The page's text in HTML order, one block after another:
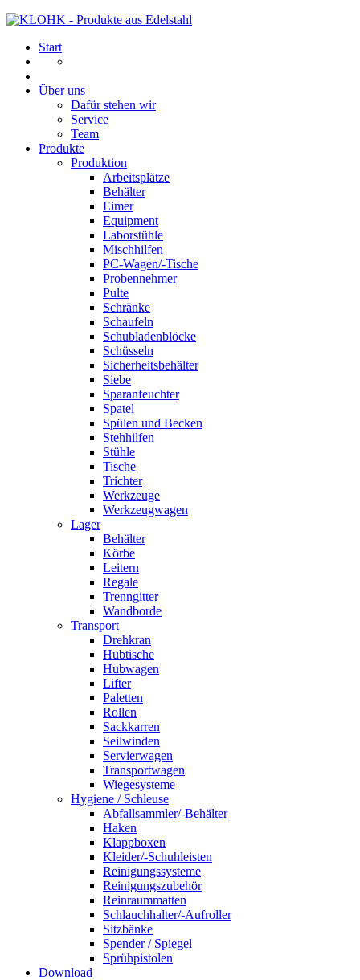
Start
Über uns
Dafür stehen wir
Service
Team
Produkte
Produktion
Arbeitsplätze
Behälter
Eimer
Equipment
Laborstühle
Mischhilfen
PC-Wagen/-Tische
Probennehmer
Pulte
Schränke
Schaufeln
Schubladenblöcke
Schüsseln
Sicherheitsbehälter
Siebe
Sparanfeuchter
Spatel
Spülen und Becken
Stehhilfen
Stühle
Tische
Trichter
Werkzeuge
Werkzeugwagen
Lager
Behälter
Körbe
Leitern
Regale
Trenngitter
Wandborde
Transport
Drehkran
Hubtische
Hubwagen
Lifter
Paletten
Rollen
Sackkarren
Seilwinden
Servierwagen
Transportwagen
Wiegesysteme
Hygiene / Schleuse
Abfallsammler/-Behälter
Haken
Klappboxen
Kleider/-Schuhleisten
Reinigungssysteme
Reinigungszubehör
Reinraummatten
Schlauchhalter/-Aufroller
Sitzbänke
Spender / Spiegel
Sprühpistolen
Download